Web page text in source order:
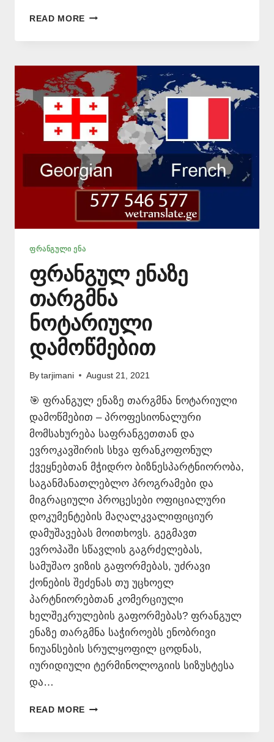
READ MORE ᲗᲐᲠᲒᲛᲜᲐ
📞
54
65
77
ᲤᲠᲐᲜᲒᲣᲚᲘ ᲔᲜᲐ
ფრანგულ ენაზე
თარგმნა
ნოტარიული
დამოწმებით
By tarjimani August 21, 2021
🎯 ფრანგულ ენაზე თარგმნა ნოტარიული
დამოწმებით – პროფესიონალური
მომსახურება საფრანგეთთან და
ევროკავშირის სხვა ფრანკოფონულ
ქვეყნებთან მჭიდრო ბიზნესპარტნიორობა,
საგანმანათლებლო პროგრამები და
მიგრაციული პროცესები ოფიციალური
დოკუმენტების მაღალკვალიფიციურ
დამუშავებას მოითხოვს. გეგმავთ
ევროპაში სწავლის გაგრძელებას,
სამუშაო ვიზის გაფორმებას, უძრავი
ქონების შეძენას თუ უცხოელ
პარტნიორებთან კომერციული
ხელშეკრულების გაფორმებას? ფრანგულ
ენაზე თარგმნა საჭიროებს ენობრივი
ნიუანსების სრულყოფილ ცოდნას,
იურიდიული ტერმინოლოგიის სიზუსტესა
და…
READ MORE ᲤᲠᲐᲜᲒᲣᲚ
ᲗᲐᲠᲒᲛᲜᲐ